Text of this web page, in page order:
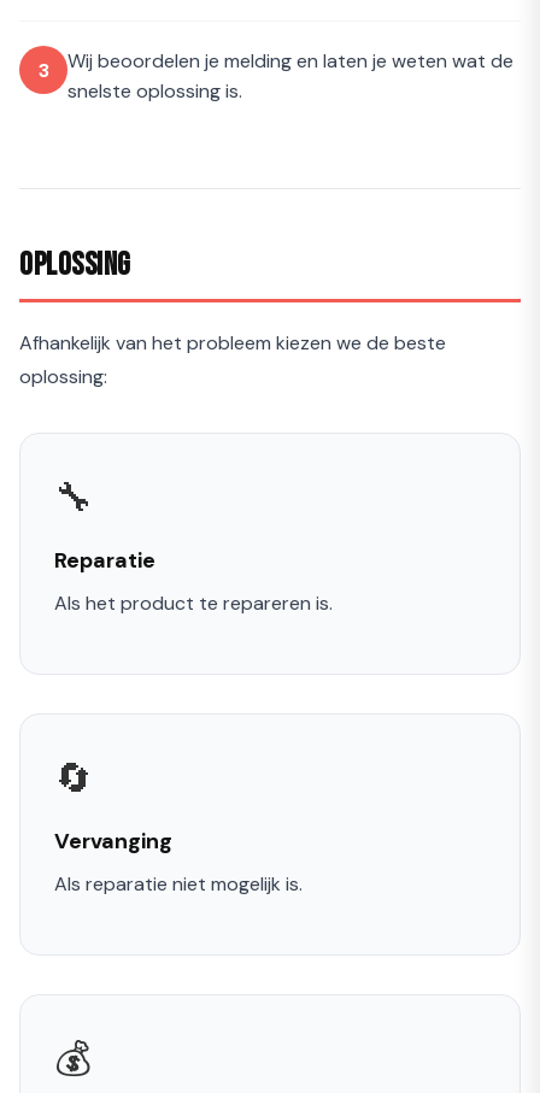
Wij beoordelen je melding en laten je weten wat de
snelste oplossing is.
Oplossing
Afhankelijk van het probleem kiezen we de beste
oplossing:
🔧
Reparatie
Als het product te repareren is.
🔄
Vervanging
Als reparatie niet mogelijk is.
💰